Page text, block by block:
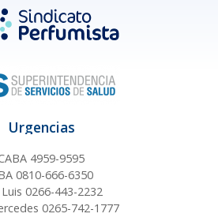
Urgencias
4959-9595
0810-666-6350
Luis 0266-443-2232
0265-742-1777